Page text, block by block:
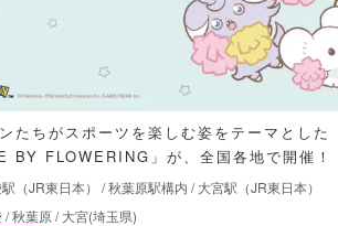
たちがスポーツを楽しむ姿をテーマとし
BY FLOWERING」が、全国各地で開催！
（JR東日本） /秋葉原駅構内 /大宮駅（JR東日本）
/秋葉原/大宮(埼玉県)